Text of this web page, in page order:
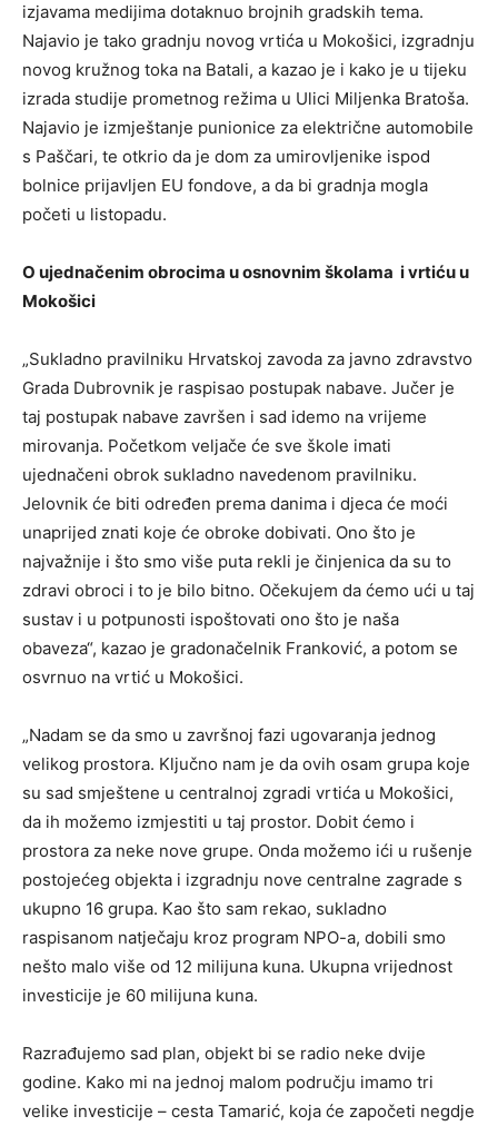
izjavama medijima dotaknuo brojnih gradskih tema.
Najavio je tako gradnju novog vrtića u Mokošici, izgradnju
novog kružnog toka na Batali, a kazao je i kako je u tijeku
izrada studije prometnog režima u Ulici Miljenka Bratoša.
Najavio je izmještanje punionice za električne automobile
s Paščari, te otkrio da je dom za umirovljenike ispod
bolnice prijavljen EU fondove, a da bi gradnja mogla
početi u listopadu.
O ujednačenim obrocima u osnovnim školama i vrtiću u
Mokošici
„Sukladno pravilniku Hrvatskoj zavoda za javno zdravstvo
Grada Dubrovnik je raspisao postupak nabave. Jučer je
taj postupak nabave završen i sad idemo na vrijeme
mirovanja. Početkom veljače će sve škole imati
ujednačeni obrok sukladno navedenom pravilniku.
Jelovnik će biti određen prema danima i djeca će moći
unaprijed znati koje će obroke dobivati. Ono što je
najvažnije i što smo više puta rekli je činjenica da su to
zdravi obroci i to je bilo bitno. Očekujem da ćemo ući u taj
sustav i u potpunosti ispoštovati ono što je naša
obaveza“, kazao je gradonačelnik Franković, a potom se
osvrnuo na vrtić u Mokošici.
„Nadam se da smo u završnoj fazi ugovaranja jednog
velikog prostora. Ključno nam je da ovih osam grupa koje
su sad smještene u centralnoj zgradi vrtića u Mokošici,
da ih možemo izmjestiti u taj prostor. Dobit ćemo i
prostora za neke nove grupe. Onda možemo ići u rušenje
postojećeg objekta i izgradnju nove centralne zagrade s
ukupno 16 grupa. Kao što sam rekao, sukladno
raspisanom natječaju kroz program NPO-a, dobili smo
nešto malo više od 12 milijuna kuna. Ukupna vrijednost
investicije je 60 milijuna kuna.
Razrađujemo sad plan, objekt bi se radio neke dvije
godine. Kako mi na jednoj malom području imamo tri
velike investicije – cesta Tamarić, koja će započeti negdje